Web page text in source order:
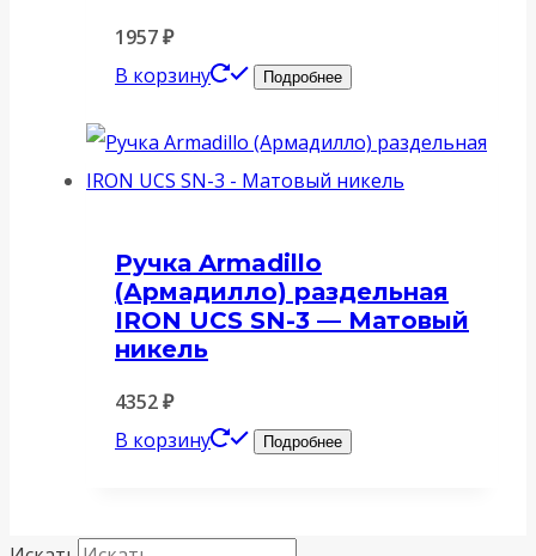
1957₽
В корзину
Подробнее
Ручка Armadillo
(Армадилло) раздельная
IRON UCS SN-3 — Матовый
никель
4352₽
В корзину
Подробнее